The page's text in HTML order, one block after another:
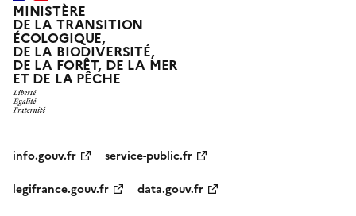
MINISTÈRE
DE LA TRANSITION
ÉCOLOGIQUE,
DE LA BIODIVERSITÉ,
DE LA FORÊT, DE LA MER
ET DE LA PÊCHE
info.gouv.fr
service-public.fr
legifrance.gouv.fr
data.gouv.fr